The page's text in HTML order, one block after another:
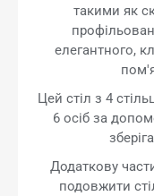
такими як
елегантного,
Цей стіл з 4
6 осіб за
Додаткову
подовжити